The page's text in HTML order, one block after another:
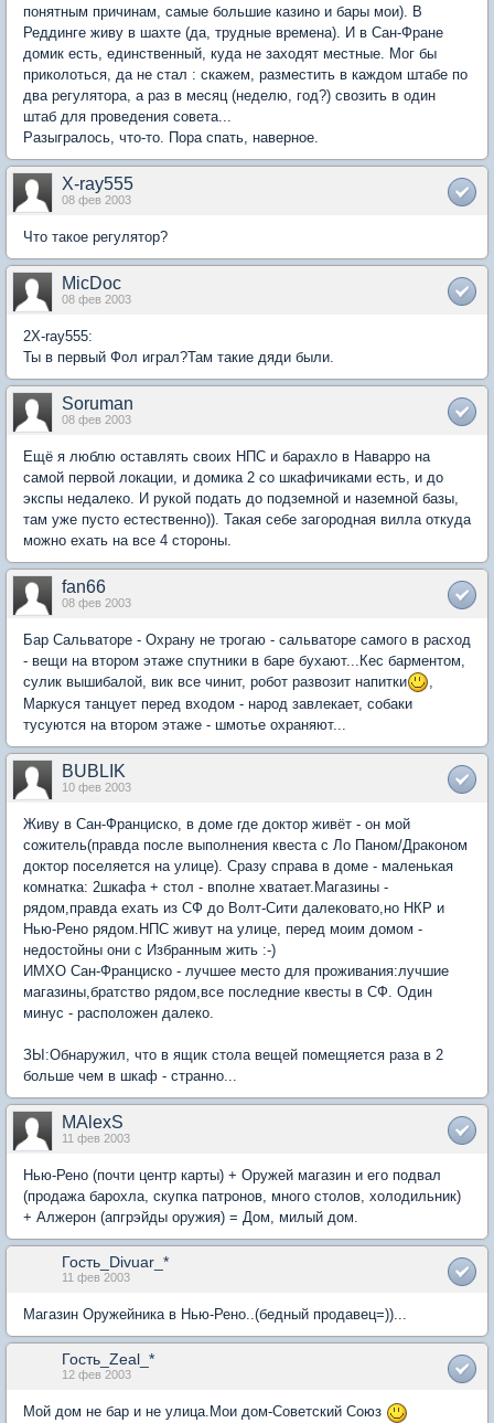
понятным причинам, самые большие казино и бары мои). В
Реддинге живу в шахте (да, трудные времена). И в Сан-Фране
домик есть, единственный, куда не заходят местные. Мог бы
приколоться, да не стал : скажем, разместить в каждом штабе по
два регулятора, а раз в месяц (неделю, год?) свозить в один
штаб для проведения совета...
Разыгралось, что-то. Пора спать, наверное.
X-ray555
08 фев 2003
Что такое регулятор?
MicDoc
08 фев 2003
2X-ray555:
Ты в первый Фол играл?Там такие дяди были.
Soruman
08 фев 2003
Ещё я люблю оставлять своих НПС и барахло в Наварро на
самой первой локации, и домика 2 со шкафичиками есть, и до
экспы недалеко. И рукой подать до подземной и наземной базы,
там уже пусто естественно)). Такая себе загородная вилла откуда
можно ехать на все 4 стороны.
fan66
08 фев 2003
Бар Сальваторе - Охрану не трогаю - сальваторе самого в расход
- вещи на втором этаже спутники в баре бухают...Кес барментом,
сулик вышибалой, вик все чинит, робот развозит напитки
Маркуся танцует перед входом - народ завлекает, собаки
тусуются на втором этаже - шмотье охраняют...
BUBLIK
10 фев 2003
Живу в Сан-Франциско, в доме где доктор живёт - он мой
сожитель(правда после выполнения квеста с Ло Паном/Драконом
доктор поселяется на улице). Сразу справа в доме - маленькая
комнатка: 2шкафа + стол - вполне хватает.Магазины -
рядом,правда ехать из СФ до Волт-Сити далековато,но НКР и
Нью-Рено рядом.НПС живут на улице, перед моим домом -
недостойны они с Избранным жить :-)
ИМХО Сан-Франциско - лучшее место для проживания:лучшие
магазины,братство рядом,все последние квесты в СФ. Один
минус - расположен далеко.
ЗЫ:Обнаружил, что в ящик стола вещей помещяется раза в 2
больше чем в шкаф - странно...
MAlexS
11 фев 2003
Нью-Рено (почти центр карты) + Оружей магазин и его подвал
(продажа барохла, скупка патронов, много столов, холодильник)
+ Алжерон (апгрэйды оружия) = Дом, милый дом.
Гость_Divuar_*
11 фев 2003
Магазин Оружейника в Нью-Рено..(бедный продавец=))...
Гость_Zeal_*
12 фев 2003
Мой дом не бар и не улица.Мои дом-Советский Союз